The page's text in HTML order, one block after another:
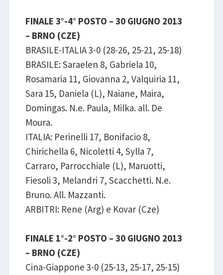
FINALE 3°-4° POSTO – 30 GIUGNO 2013
– BRNO (CZE)
BRASILE-ITALIA 3-0 (28-26, 25-21, 25-18)
BRASILE: Saraelen 8, Gabriela 10,
Rosamaria 11, Giovanna 2, Valquiria 11,
Sara 15, Daniela (L), Naiane, Maira,
Domingas. N.e. Paula, Milka. all. De
Moura.
ITALIA: Perinelli 17, Bonifacio 8,
Chirichella 6, Nicoletti 4, Sylla 7,
Carraro, Parrocchiale (L), Maruotti,
Fiesoli 3, Melandri 7, Scacchetti. N.e.
Bruno. All. Mazzanti.
ARBITRI: Rene (Arg) e Kovar (Cze)
FINALE 1°-2° POSTO – 30 GIUGNO 2013
– BRNO (CZE)
Cina-Giappone 3-0 (25-13, 25-17, 25-15)